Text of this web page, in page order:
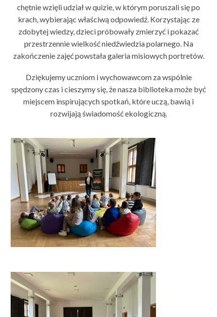
chętnie wzięli udział w quizie, w którym poruszali się po
krach, wybierając właściwą odpowiedź. Korzystając ze
zdobytej wiedzy, dzieci próbowały zmierzyć i pokazać
przestrzennie wielkość niedźwiedzia polarnego. Na
zakończenie zajęć powstała galeria misiowych portretów.
Dziękujemy uczniom i wychowawcom za wspólnie
spędzony czas i cieszymy się, że nasza biblioteka może być
miejscem inspirujących spotkań, które uczą, bawią i
rozwijają świadomość ekologiczną.